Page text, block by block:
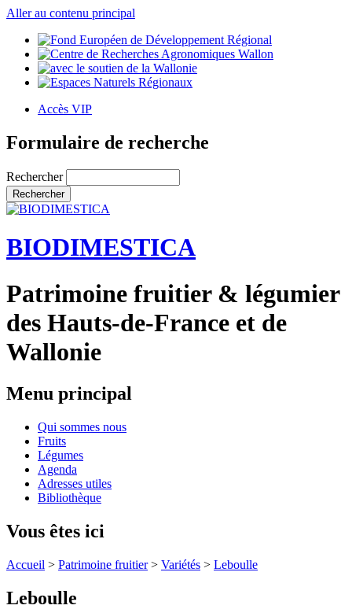
Aller au contenu principal
Accès VIP
Formulaire de recherche
Rechercher
BIODIMESTICA
Patrimoine fruitier & légumier
des Hauts-de-France et de
Wallonie
Menu principal
Qui sommes nous
Fruits
Légumes
Agenda
Adresses utiles
Bibliothèque
Vous êtes ici
Accueil > Patrimoine fruitier > Variétés > Leboulle
Leboulle